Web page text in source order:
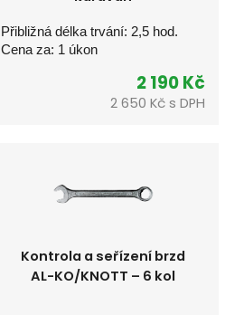
Přibližná délka trvání: 2,5 hod.
Cena za: 1 úkon
2 190 Kč
2 650 Kč s DPH
Kontrola a seřízení brzd
AL-KO/KNOTT – 6 kol